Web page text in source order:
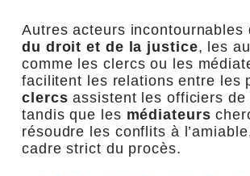
Autres acteurs incontournables
du droit et de la justice, les
comme les clercs ou les
facilitent les relations entre les
clercs assistent les officiers de
tandis que les médiateurs
résoudre les conflits à
cadre strict du procès.